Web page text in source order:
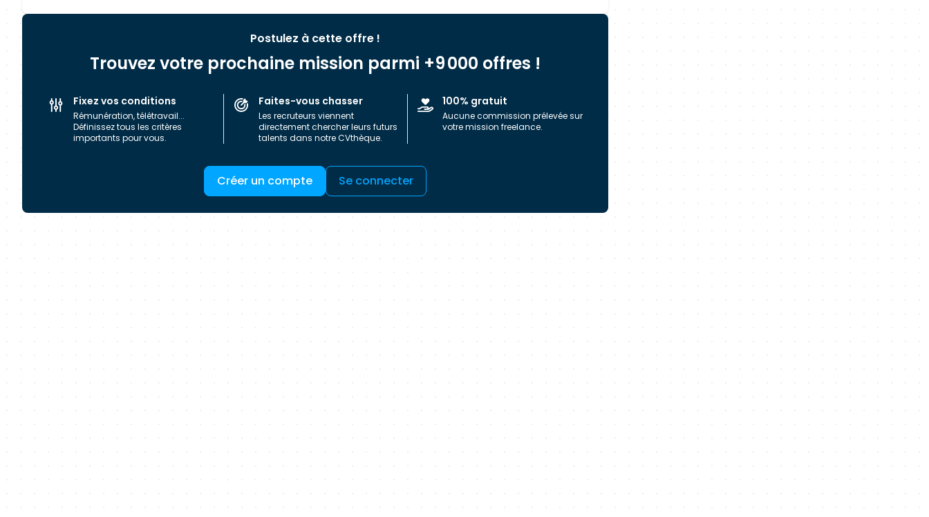
Postulez à cette offre !
Trouvez votre prochaine mission parmi +9 000 offres !
Fixez vos conditions
Rémunération, télétravail...
Définissez tous les critères
importants pour vous.
Faites-vous chasser
Les recruteurs viennent
directement chercher leurs futurs
talents dans notre CVthèque.
100% gratuit
Aucune commission prélevée sur
votre mission freelance.
Créer un compte Se connecter